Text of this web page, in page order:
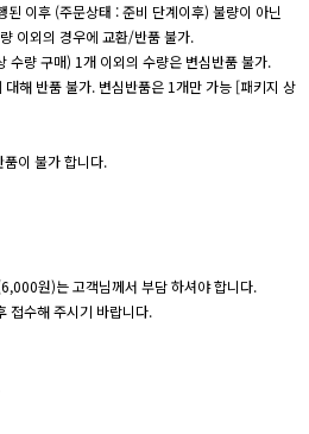
된 이후 (주문상태 : 준비 단계이후) 불량이 아닌
이외의 경우에 교환/반품 불가.
수량 구매) 1개 이외의 수량은 변심반품 불가.
해 반품 불가. 변심반품은 1개만 가능 [패키지 상
이 불가 합니다.
원)는 고객님께서 부담 하셔야 합니다.
접수해 주시기 바랍니다.